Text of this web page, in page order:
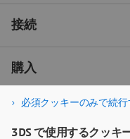
必須クッキーのみで続行
3DS で使用するクッキ